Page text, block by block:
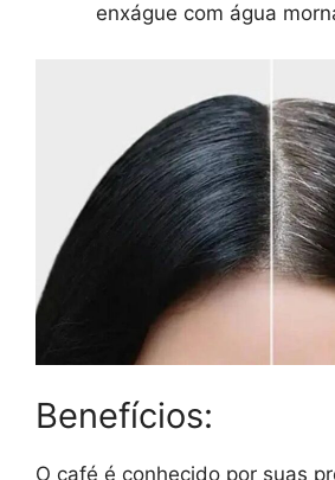
enxágue com água
Benefícios:
O café é conhecido por suas